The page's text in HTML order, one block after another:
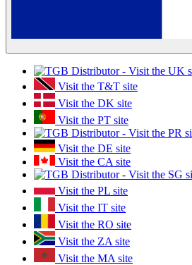
Visit the T&T site
Visit the DK site
Visit the PT site
Visit the DE site
Visit the CA site
Visit the PL site
Visit the IT site
Visit the RO site
Visit the ZA site
Visit the MA site